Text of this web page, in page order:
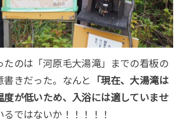
たのは「河原毛大湯滝」までの看板の
書きだった。なんと
「現在、大湯滝は
度が低いため、入浴には適していませ
るではないか！！！！！